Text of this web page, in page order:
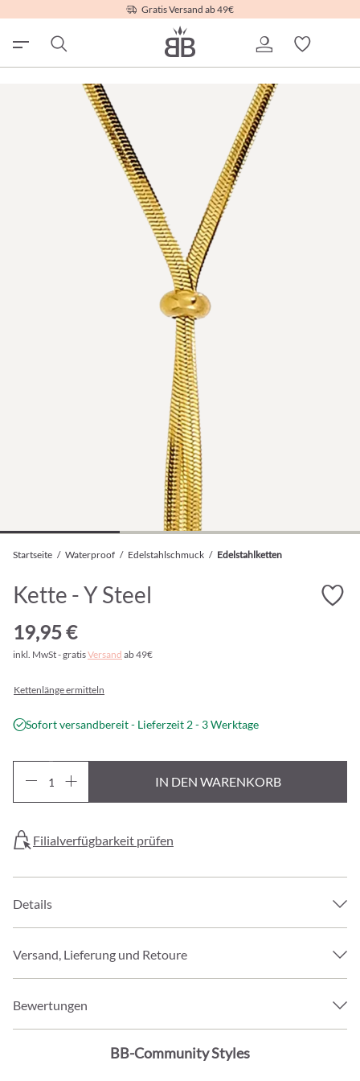
Gratis Versand ab 49€
Startseite / Waterproof / Edelstahlschmuck / Edelstahlketten
Kette - Y Steel
19,95 €
inkl. MwSt - gratisVersand ab 49€
Kettenlänge ermitteln
Sofort versandbereit - Lieferzeit 2 - 3 Werktage
IN DEN WARENKORB
Filialverfügbarkeit prüfen
Details
Versand, Lieferung und Retoure
Bewertungen
BB-Community Styles